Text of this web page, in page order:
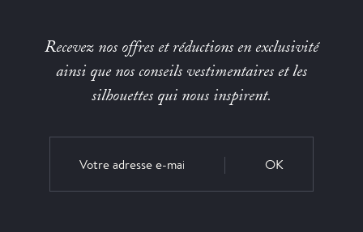
Recevez nos offres et réductions en exclusivité
ainsi que nos conseils vestimentaires et les
silhouettes qui nous inspirent.
OK